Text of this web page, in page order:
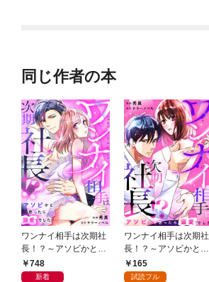
同じ作者の本
ワンナイ相手は次期社
長！？～アソビかと思
ったら溺愛でした～
【単行本版】1巻（電
748
新着
ワンナイ相手は次期社
長！？～アソビかと思
ったら溺愛でした～ 1
話
165
試読フル